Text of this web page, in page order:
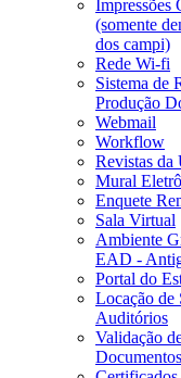
Impressões
(somente
dos campi)
Rede Wi-fi
Sistema de
Produção
Webmail
Workflow
Revistas da
Mural
Enquete
Sala Virtual
Ambiente
EAD -
Portal do
Locação de
Auditórios
Validação
Documentos